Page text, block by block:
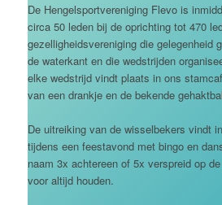
De Hengelsportvereniging Flevo is
circa 50 leden bij de oprichting tot 470
gezelligheidsvereniging die gelegenheid
de waterkant en die wedstrijden
elke wedstrijd vindt plaats in ons
van een drankje en de bekende
De uitreiking van de wisselbekers vindt
tijdens een feestavond met bingo en
naam 3x achtereen of 5x verspreid op
voor altijd houden.